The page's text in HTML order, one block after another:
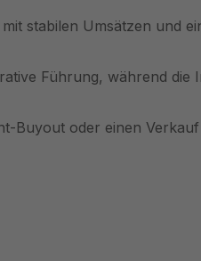
stabilen Umsätzen und
Führung, während die
Buyout oder einen